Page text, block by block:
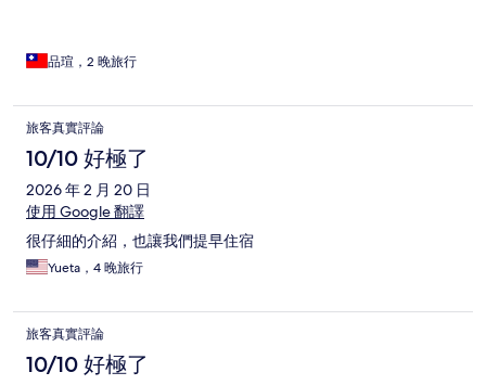
品瑄，2 晚旅行
旅客真實評論
10/10 好極了
2026 年 2 月 20 日
使用 Google 翻譯
很仔細的介紹，也讓我們提早住宿
Yueta，4 晚旅行
旅客真實評論
10/10 好極了